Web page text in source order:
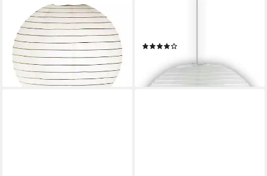
TRIO LEUCHTEN
Lampenschirm ORSINO,
Weiß, Papier, Ø 40 cm, ohne
Pendelaufhängung
21,99 €
lieferbar - in 2-3 Werktagen bei dir
lieferbar - in 3-4 Werktagen bei dir